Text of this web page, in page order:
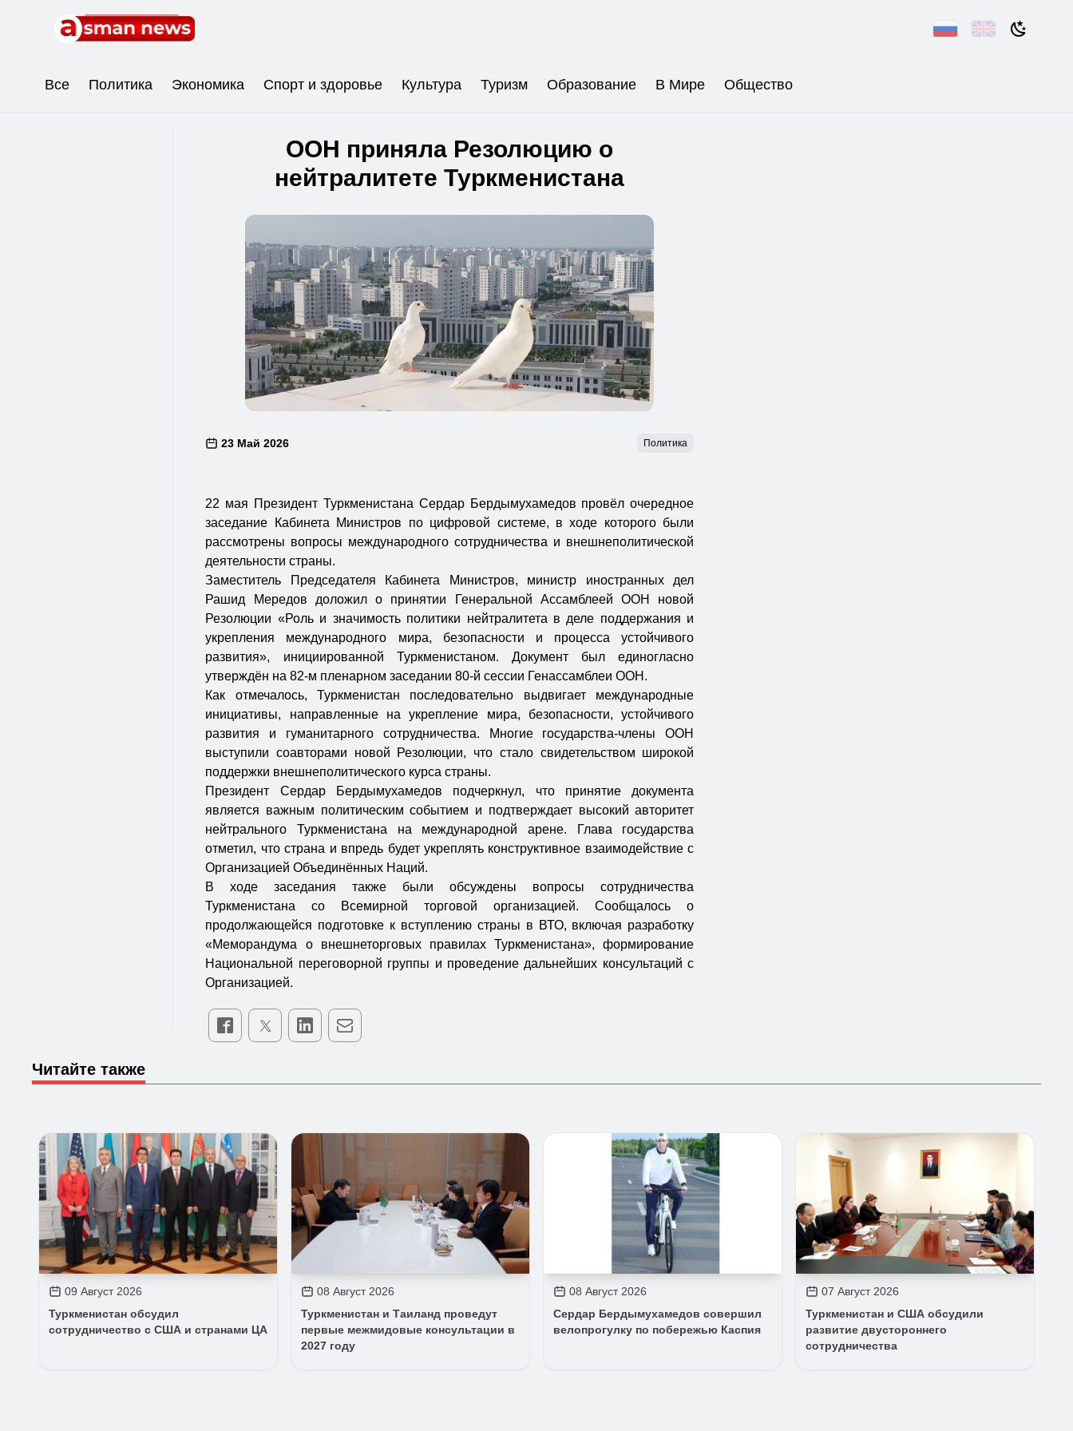
Все Политика Экономика Спорт и здоровье Культура Туризм Образование В Мире Общество
ООН приняла Резолюцию о
нейтралитете Туркменистана
23 Май 2026 Политика
22 мая Президент Туркменистана Сердар Бердымухамедов провёл очередное
заседание Кабинета Министров по цифровой системе, в ходе которого были
рассмотрены вопросы международного сотрудничества и внешнеполитической
деятельности страны.
Заместитель Председателя Кабинета Министров, министр иностранных дел
Рашид Мередов доложил о принятии Генеральной Ассамблеей ООН новой
Резолюции «Роль и значимость политики нейтралитета в деле поддержания и
укрепления международного мира, безопасности и процесса устойчивого
развития», инициированной Туркменистаном. Документ был единогласно
утверждён на 82-м пленарном заседании 80-й сессии Генассамблеи ООН.
Как отмечалось, Туркменистан последовательно выдвигает международные
инициативы, направленные на укрепление мира, безопасности, устойчивого
развития и гуманитарного сотрудничества. Многие государства-члены ООН
выступили соавторами новой Резолюции, что стало свидетельством широкой
поддержки внешнеполитического курса страны.
Президент Сердар Бердымухамедов подчеркнул, что принятие документа
является важным политическим событием и подтверждает высокий авторитет
нейтрального Туркменистана на международной арене. Глава государства
отметил, что страна и впредь будет укреплять конструктивное взаимодействие с
Организацией Объединённых Наций.
В ходе заседания также были обсуждены вопросы сотрудничества
Туркменистана со Всемирной торговой организацией. Сообщалось о
продолжающейся подготовке к вступлению страны в ВТО, включая разработку
«Меморандума о внешнеторговых правилах Туркменистана», формирование
Национальной переговорной группы и проведение дальнейших консультаций с
Организацией.
Читайте также
09 Август 2026
Туркменистан обсудил
сотрудничество с США и странами ЦА
08 Август 2026
Туркменистан и Таиланд проведут
первые межмидовые консультации в
2027 году
08 Август 2026
Сердар Бердымухамедов совершил
велопрогулку по побережью Каспия
07 Август 2026
Туркменистан и США обсудили
развитие двустороннего
сотрудничества